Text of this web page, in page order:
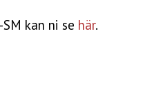
kan ni se här.